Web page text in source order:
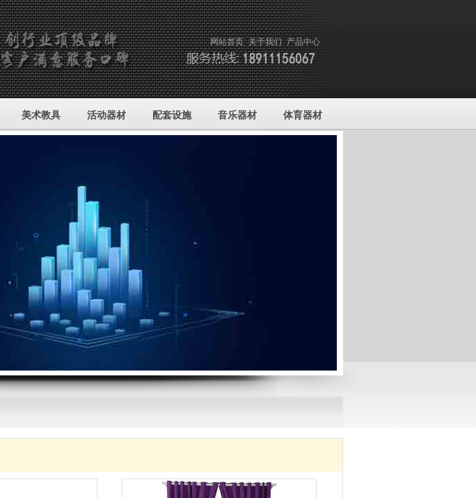
网站首页 关于我们 产品中心
美术教具 活动器材 配套设施 音乐器材 体育器材